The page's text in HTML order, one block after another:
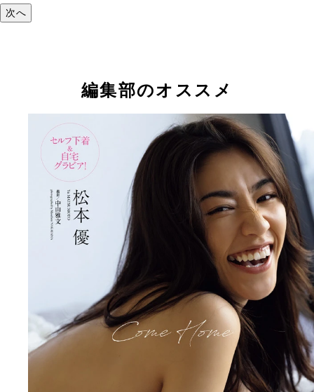
次へ
編集部のオススメ